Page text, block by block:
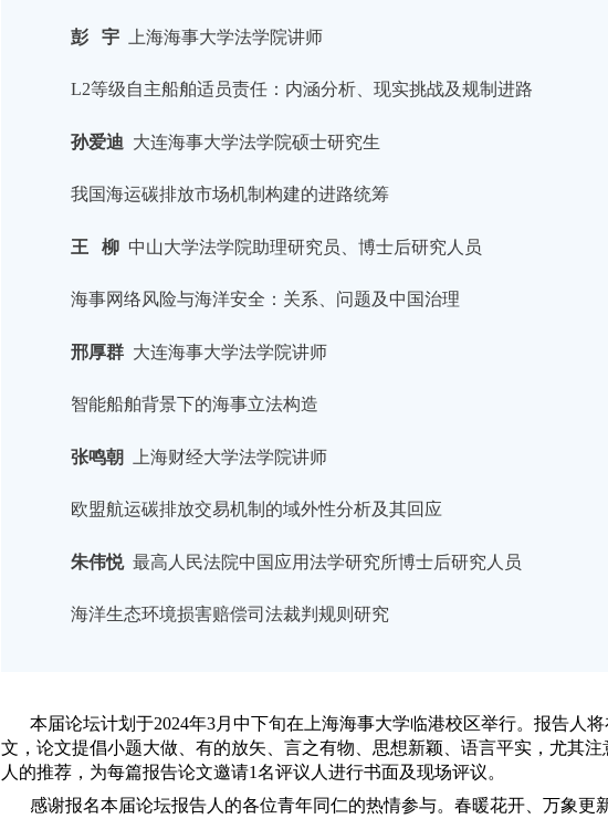
彭 宇上海海事大学法学院讲师
L2等级自主船舶适员责任：内涵分析、现实挑战及规制进路
孙爱迪 大连海事大学法学院硕士研究生
我国海运碳排放市场机制构建的进路统筹
王 柳中山大学法学院助理研究员、博士后研究人员
海事网络风险与海洋安全：关系、问题及中国治理
邢厚群大连海事大学法学院讲师
智能船舶背景下的海事立法构造
张鸣朝 上海财经大学法学院讲师
欧盟航运碳排放交易机制的域外性分析及其回应
朱伟悦最高人民法院中国应用法学研究所博士后研究人员
海洋生态环境损害赔偿司法裁判规则研究
本届论坛计划于2024年3月中下旬在上海海事大学临港校区举行。报告人
文，论文提倡小题大做、有的放矢、言之有物、思想新颖、语言平实，尤其
人的推荐，为每篇报告论文邀请1名评议人进行书面及现场评议。
感谢报名本届论坛报告人的各位青年同仁的热情参与。春暖花开、万象更